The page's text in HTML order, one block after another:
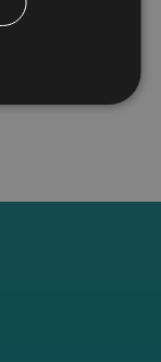
di ulteriori
delle attività
al rilascio di